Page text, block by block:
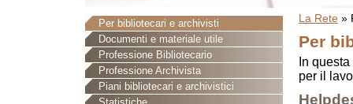
La Rete »
Per
In
per il
Per bibliotecari e archivisti
Documenti e materiale utile
Professione Bibliotecario
Professione Archivista
Piani bibliotecari e archivistici